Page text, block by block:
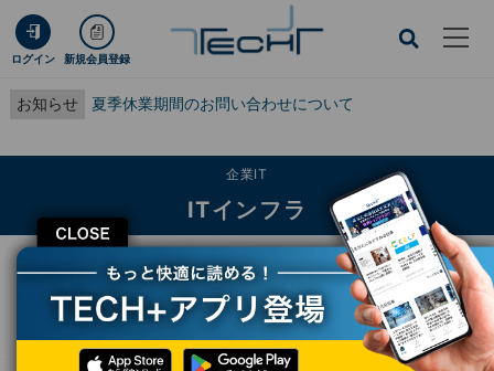
ログイン 新規会員登録
お知らせ 夏季休業期間のお問い合わせについて
CLOSE
企業IT
ITインフラ
TECH+ 企業IT
ITインフラ
ソフトバンクが「Agent Firewall(仮称)」試作 AIエージェント同士を安全に連